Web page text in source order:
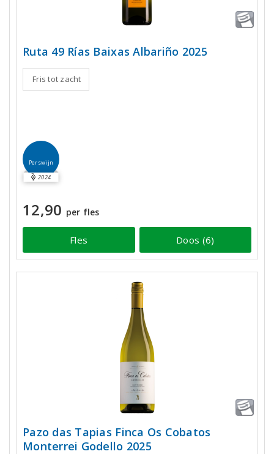
Ruta 49 Rías Baixas Albariño 2025
Fris tot zacht
Perswijn
2024
12,90 per fles
Fles Doos (6)
Pazo das Tapias Finca Os Cobatos
Monterrei Godello 2025